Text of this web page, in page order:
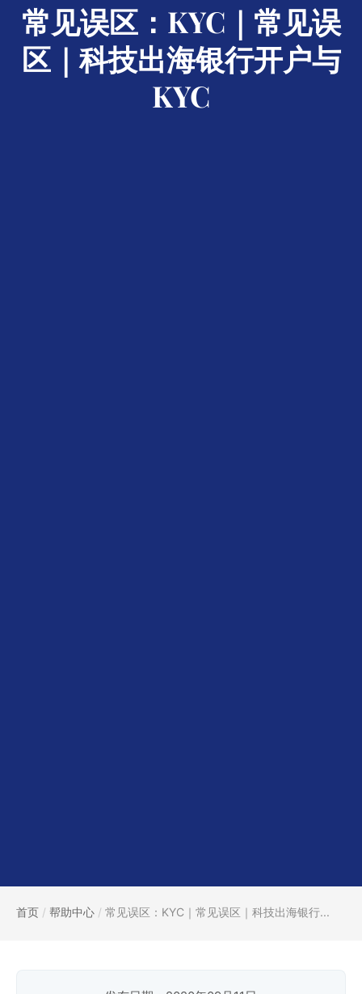
常见误区：KYC｜常见误
区｜科技出海银行开户与
KYC
首页 / 帮助中心 / 常见误区：KYC｜常见误区｜科技出海银行...